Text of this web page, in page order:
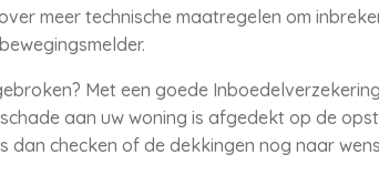
meer technische maatregelen om
Met een goede
aan uw woning is afgedekt op de
checken of de dekkingen nog naar